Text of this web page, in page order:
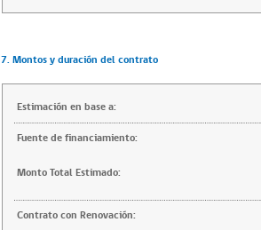
7. Montos y duración del contrato
Estimación en base a:
Fuente de financiamiento:
Monto Total Estimado:
Contrato con Renovación: